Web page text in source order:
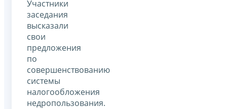
Участники
заседания
высказали
свои
предложения
по
совершенствованию
системы
налогообложения
недропользования.